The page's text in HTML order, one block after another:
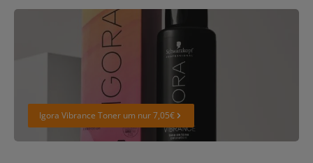
Igora Vibrance Toner um nur 7,05€
Igora Vibrance Toner um nur 7,05€